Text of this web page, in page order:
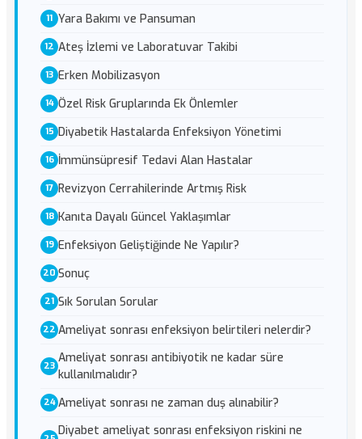
Yara Bakımı ve Pansuman
Ateş İzlemi ve Laboratuvar Takibi
Erken Mobilizasyon
Özel Risk Gruplarında Ek Önlemler
Diyabetik Hastalarda Enfeksiyon Yönetimi
İmmünsüpresif Tedavi Alan Hastalar
Revizyon Cerrahilerinde Artmış Risk
Kanıta Dayalı Güncel Yaklaşımlar
Enfeksiyon Geliştiğinde Ne Yapılır?
Sonuç
Sık Sorulan Sorular
Ameliyat sonrası enfeksiyon belirtileri nelerdir?
Ameliyat sonrası antibiyotik ne kadar süre
kullanılmalıdır?
Ameliyat sonrası ne zaman duş alınabilir?
Diyabet ameliyat sonrası enfeksiyon riskini ne